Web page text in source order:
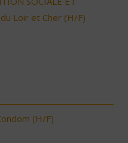
Loir et Cher (H/F)
(H/F)